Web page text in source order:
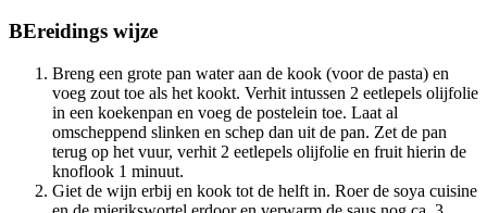
BEreidings wijze
Breng een grote pan water aan de kook (voor de pasta) en
voeg zout toe als het kookt. Verhit intussen 2 eetlepels olijfolie
in een koekenpan en voeg de postelein toe. Laat al
omscheppend slinken en schep dan uit de pan. Zet de pan
terug op het vuur, verhit 2 eetlepels olijfolie en fruit hierin de
knoflook 1 minuut.
Giet de wijn erbij en kook tot de helft in. Roer de soya cuisine